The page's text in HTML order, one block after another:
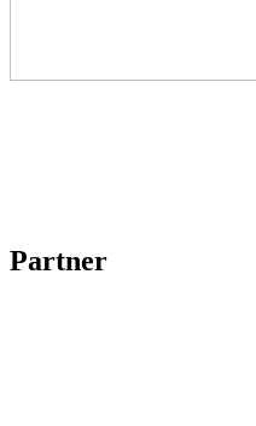
Partner